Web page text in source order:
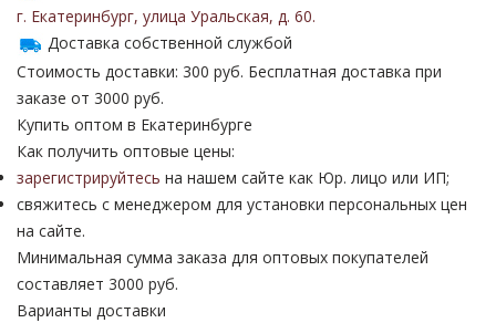
г. Екатеринбург, улица Уральская, д. 60.
Доставка собственной службой
Стоимость доставки: 300 руб. Бесплатная доставка при
заказе от 3000 руб.
Купить оптом в Екатеринбурге
Как получить оптовые цены:
зарегистрируйтесь на нашем сайте как Юр. лицо или ИП;
свяжитесь с менеджером для установки персональных цен
на сайте.
Минимальная сумма заказа для оптовых покупателей
составляет 3000 руб.
Варианты доставки